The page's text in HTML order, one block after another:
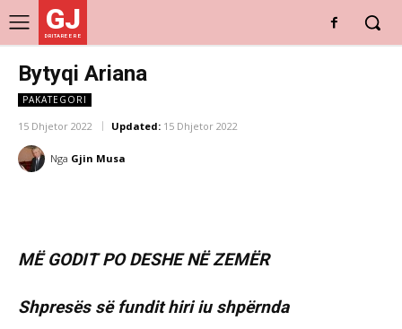
GJ
DRITARE E RE
Bytyqi Ariana
PAKATEGORI
15 Dhjetor 2022 Updated: 15 Dhjetor 2022
Nga Gjin Musa
MË GODIT PO DESHE NË ZEMËR
Shpresës së fundit hiri iu shpërnda